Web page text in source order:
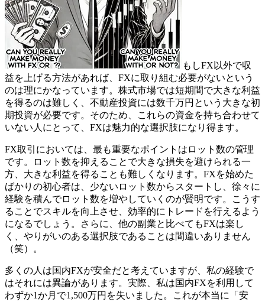
もしFX以外で収
益を上げる方法があれば、FXに取り組む必要がないという
のは理にかなっています。株式市場では短期間で大きな利益
を得るのは難しく、不動産投資には数千万円という大きな初
期投資が必要です。そのため、これらの資金を持ち合わせて
いない人にとって、FXは魅力的な選択肢になり得ます。
FX取引においては、最も重要なポイントはロット数の管理
です。ロット数を抑えることで大きな損失を避けられる一
方、大きな利益を得ることも難しくなります。FXを始めた
ばかりの初心者は、少ないロット数からスタートし、徐々に
経験を積んでロット数を増やしていくのが賢明です。こうす
ることでスキルを向上させ、効率的にトレードを行えるよう
になるでしょう。さらに、他の副業と比べてもFXは楽し
く、やりがいのある選択肢であることは間違いありません
（笑）。
多くの人は国内FXが安全だと考えていますが、私の経験で
はそれには異論があります。実際、私は国内FXを利用して
わずか1か月で1,500万円を失いました。これが本当に「安